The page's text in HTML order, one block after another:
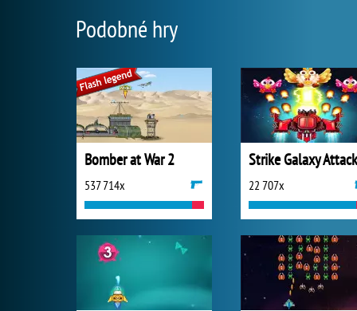
Podobné hry
Bomber at War 2
537 714x
Strike Galaxy Attack
22 707x